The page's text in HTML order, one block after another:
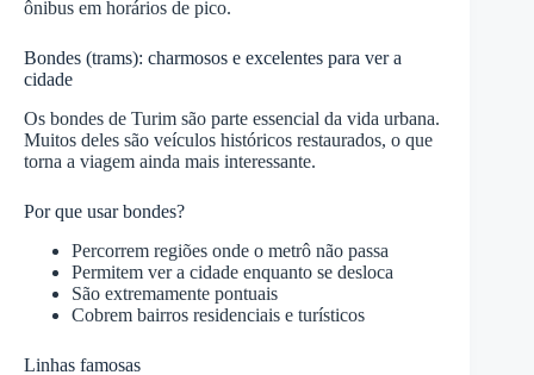
ônibus em horários de pico.
Bondes (trams): charmosos e excelentes para ver a
cidade
Os bondes de Turim são parte essencial da vida urbana.
Muitos deles são veículos históricos restaurados, o que
torna a viagem ainda mais interessante.
Por que usar bondes?
Percorrem regiões onde o metrô não passa
Permitem ver a cidade enquanto se desloca
São extremamente pontuais
Cobrem bairros residenciais e turísticos
Linhas famosas